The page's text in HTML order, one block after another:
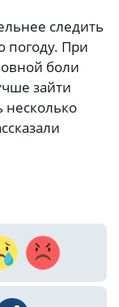
следить
погоду. При
боли
зайти